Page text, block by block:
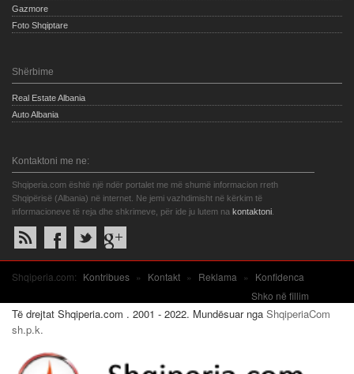
Gazmore
Foto Shqiptare
Shërbime
Real Estate Albania
Auto Albania
Kontaktoni me ne:
Shqiperia.com është një ndër portalet me më shumë informacion rreth
Shqipërisë (Albania) në internet. Ne jemi vazhdimisht në kërkim të
informacioneve të reja dhe shkrimeve, për ide ju lutem na kontaktoni
Shqiperia.com: Kontribues » Kontakt » Reklama »
Konfidenca
Shko në fillim
Të drejtat Shqiperia.com . 2001 - 2022. Mundësuar nga ShqiperiaCom
sh.p.k.